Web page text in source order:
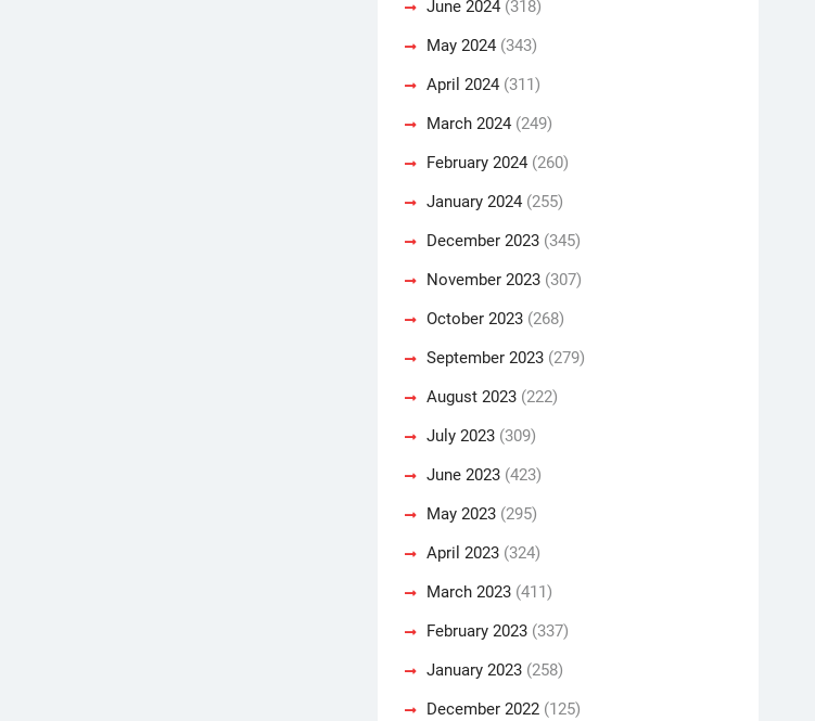
June 2024 (318)
May 2024 (343)
April 2024 (311)
March 2024 (249)
February 2024 (260)
January 2024 (255)
December 2023 (345)
November 2023 (307)
October 2023 (268)
September 2023 (279)
August 2023 (222)
July 2023 (309)
June 2023 (423)
May 2023 (295)
April 2023 (324)
March 2023 (411)
February 2023 (337)
January 2023 (258)
December 2022 (125)